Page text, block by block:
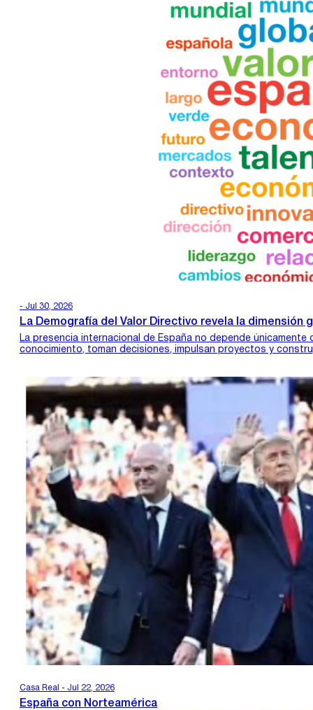
- Jul 30, 2026
La Demografía del Valor Directivo revela la dimensión
La presencia internacional de España no depende
conocimiento, toman decisiones, impulsan proyectos y
Casa Real - Jul 22, 2026
España con Norteamérica